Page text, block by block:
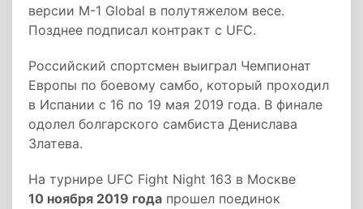
версии M-1 Global в полутяжелом весе.
Позднее подписал контракт с UFC.
Российский спортсмен выиграл Чемпионат
Европы по боевому самбо, который проходил
в Испании с 16 по 19 мая 2019 года. В финале
одолел болгарского самбиста Денислава
Златева.
На турнире UFC Fight Night 163 в Москве
10 ноября 2019 года прошел поединок